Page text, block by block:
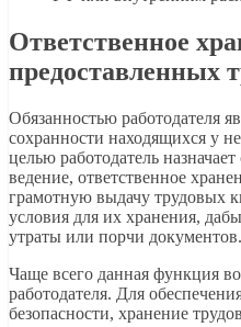
Ответственное
предоставленных
Обязанностью работодателя
сохранности находящихся у
целью работодатель
ведение, ответственное
грамотную выдачу трудовых
условия для их хранения,
утраты или порчи документов.
Чаще всего данная функция
работодателя. Для
безопасности, хранение